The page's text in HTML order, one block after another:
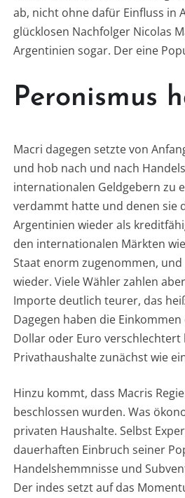
ab, nicht ohne dafür Einfluss in
glücklosen Nachfolger Nicolas
Argentinien sogar. Der eine
Peronismus
Macri dagegen setzte von
und hob nach und nach
internationalen Geldgebern zu
verdammt hatte und denen sie
Argentinien wieder als
den internationalen Märkten
Staat enorm zugenommen,
wieder. Viele Wähler zahlen
Importe deutlich teurer, das
Dagegen haben die
Dollar oder Euro
Privathaushalte zunächst wie
Hinzu kommt, dass Macris
beschlossen wurden. Was
privaten Haushalte. Selbst
dauerhaften Einbruch seiner
Handelshemmnisse und
Der indes setzt auf das